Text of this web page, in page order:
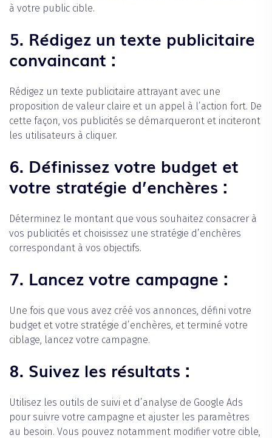
à votre public cible.
5. Rédigez un texte publicitaire
convaincant :
‍Rédigez un texte publicitaire attrayant avec une
proposition de valeur claire et un appel à l’action fort. De
cette façon, vos publicités se démarqueront et inciteront
les utilisateurs à cliquer.
6. Définissez votre budget et
votre stratégie d’enchères :
‍Déterminez le montant que vous souhaitez consacrer à
vos publicités et choisissez une stratégie d’enchères
correspondant à vos objectifs.
7. Lancez votre campagne :
‍Une fois que vous avez créé vos annonces, défini votre
budget et votre stratégie d’enchères, et terminé votre
ciblage, lancez votre campagne.
8. Suivez les résultats :
‍Utilisez les outils de suivi et d’analyse de Google Ads
pour suivre votre campagne et ajuster les paramètres
au besoin. Vous pouvez notamment modifier votre cible,